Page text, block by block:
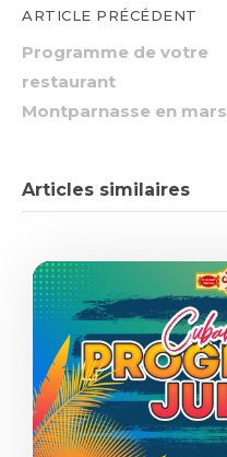
ARTICLE PRÉCÉDENT
Programme de votre
restaurant
Montparnasse en mars
Articles similaires